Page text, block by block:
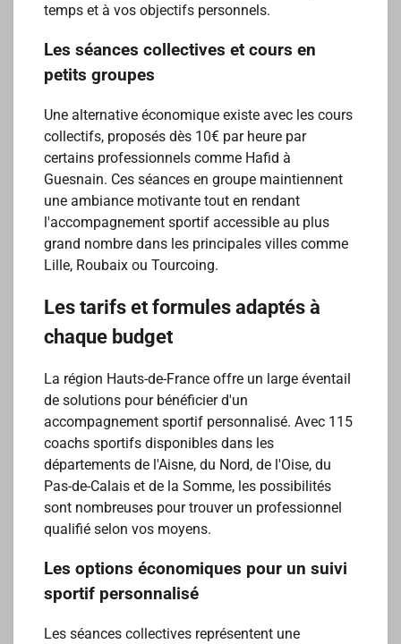
temps et à vos objectifs personnels.
Les séances collectives et cours en
petits groupes
Une alternative économique existe avec les cours
collectifs, proposés dès 10€ par heure par
certains professionnels comme Hafid à
Guesnain. Ces séances en groupe maintiennent
une ambiance motivante tout en rendant
l'accompagnement sportif accessible au plus
grand nombre dans les principales villes comme
Lille, Roubaix ou Tourcoing.
Les tarifs et formules adaptés à
chaque budget
La région Hauts-de-France offre un large éventail
de solutions pour bénéficier d'un
accompagnement sportif personnalisé. Avec 115
coachs sportifs disponibles dans les
départements de l'Aisne, du Nord, de l'Oise, du
Pas-de-Calais et de la Somme, les possibilités
sont nombreuses pour trouver un professionnel
qualifié selon vos moyens.
Les options économiques pour un suivi
sportif personnalisé
Les séances collectives représentent une